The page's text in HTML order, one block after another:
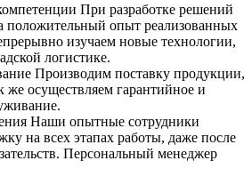
При разработке решений
положительный опыт реализованных
изучаем новые технологии,
логистике.
Производим поставку продукции,
же осуществляем гарантийное и
Наши опытные сотрудники
на всех этапах работы, даже после
Персональный менеджер